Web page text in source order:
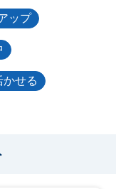
ップ
かせる